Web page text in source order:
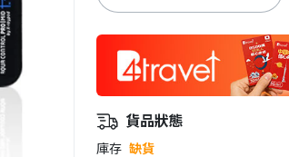
貨品狀態
庫存 缺貨